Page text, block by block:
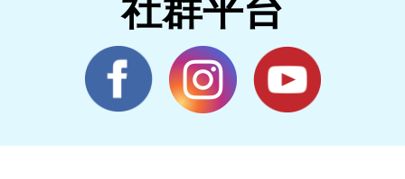
社群平台